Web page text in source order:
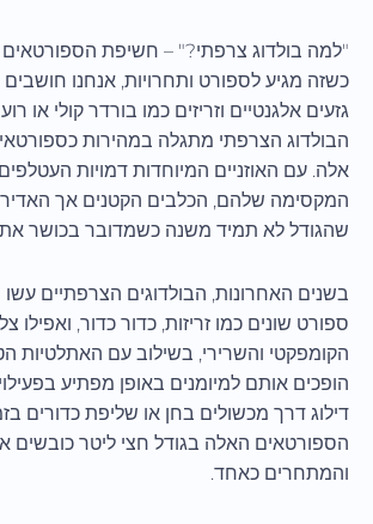
"למה בולדוג צרפתי?" – חשיפת הספורטאים
כשזה מגיע לספורט ותחרויות, אנחנו
גזעים אלגנטיים וזריזים כמו בורדר קולי או
הבולדוג הצרפתי מתגלה במהירות כספורטאי
אלה. עם האוזניים המיוחדות דמויות
המקסימה שלהם, הכלבים הקטנים אך
שהגודל לא תמיד משנה כשמדובר בכושר
בשנים האחרונות, הבולדוגים הצרפתיים
ספורט שונים כמו זריזות, כדור כדור, ואפילו
הקומפקטי והשרירי, בשילוב עם האתלטיות
הופכים אותם למיומנים באופן מפתיע
דילוג דרך מכשולים בחן או שליפת כדורים
הספורטאים האלה בגודל חצי ליטר כובשים
והמתחרים כאחד.